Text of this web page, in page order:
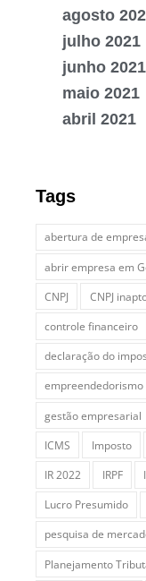
agosto
julho 2021
junho 2021
maio 2021
abril 2021
Tags
abertura de
abrir empresa em
CNPJ
CNPJ
controle financeiro
declaração do
empreendedorismo
gestão empresarial
ICMS
Imposto
IR 2022
IRPF
Lucro Presumido
pesquisa de
Planejamento